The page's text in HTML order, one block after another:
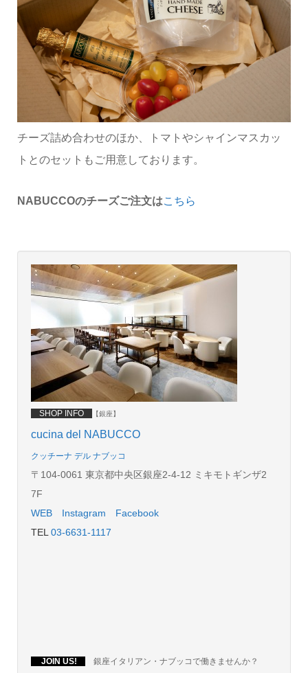
チーズ詰め合わせのほか、トマトやシャインマスカッ
トとのセットもご用意しております。
NABUCCOのチーズご注文はこちら
SHOP INFO 【銀座】
cucina del NABUCCO
クッチーナ デル ナブッコ
〒104-0061 東京都中央区銀座2-4-12 ミキモトギンザ2
7F
WEB
Instagram
Facebook
TEL03-6631-1117
JOIN US!
銀座イタリアン・ナブッコで働きませんか？